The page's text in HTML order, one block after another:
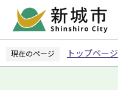
ペ
現在のページ トップページ